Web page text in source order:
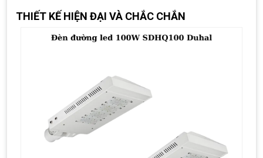
THIẾT KẾ HIỆN ĐẠI VÀ CHẮC CHẮN